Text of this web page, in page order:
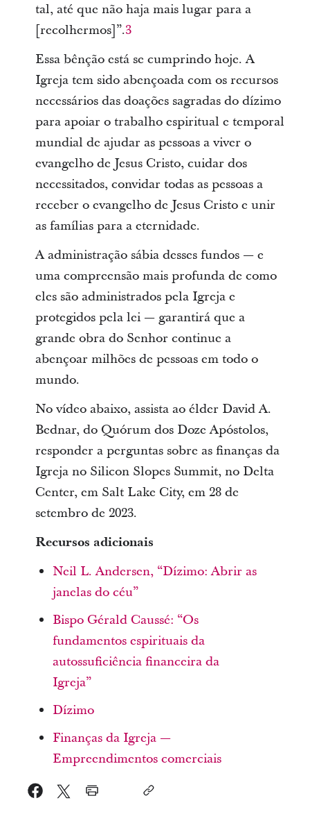
tal, até que não haja mais lugar para a
[recolhermos]”.3
Essa bênção está se cumprindo hoje. A
Igreja tem sido abençoada com os recursos
necessários das doações sagradas do dízimo
para apoiar o trabalho espiritual e temporal
mundial de ajudar as pessoas a viver o
evangelho de Jesus Cristo, cuidar dos
necessitados, convidar todas as pessoas a
receber o evangelho de Jesus Cristo e unir
as famílias para a eternidade.
A administração sábia desses fundos — e
uma compreensão mais profunda de como
eles são administrados pela Igreja e
protegidos pela lei — garantirá que a
grande obra do Senhor continue a
abençoar milhões de pessoas em todo o
mundo.
No vídeo abaixo, assista ao élder David A.
Bednar, do Quórum dos Doze Apóstolos,
responder a perguntas sobre as finanças da
Igreja no Silicon Slopes Summit, no Delta
Center, em Salt Lake City, em 28 de
setembro de 2023.
Recursos adicionais
Neil L. Andersen, “Dízimo: Abrir as
janelas do céu”
Bispo Gérald Caussé: “Os
fundamentos espirituais da
autossuficiência financeira da
Igreja”
Dízimo
Finanças da Igreja —
Empreendimentos comerciais